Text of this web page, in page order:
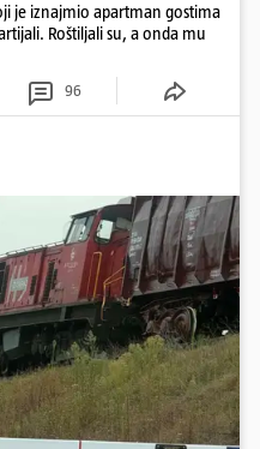
je iznajmio apartman gostima
Roštiljali su, a onda mu
96